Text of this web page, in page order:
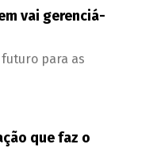
vai gerenciá-
para as
que faz o